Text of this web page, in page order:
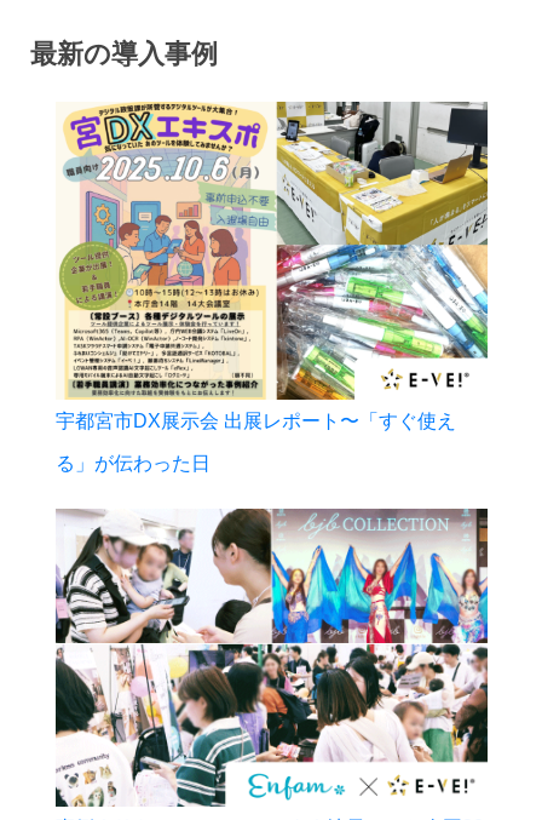
最新の導入事例
宇都宮市DX展示会 出展レポート〜「すぐ使え
る」が伝わった日